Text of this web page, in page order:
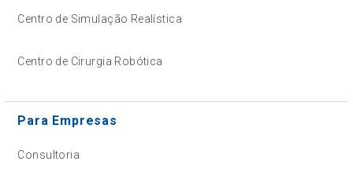
Centro de Simulação Realística
Centro de Cirurgia Robótica
Para Empresas
Consultoria